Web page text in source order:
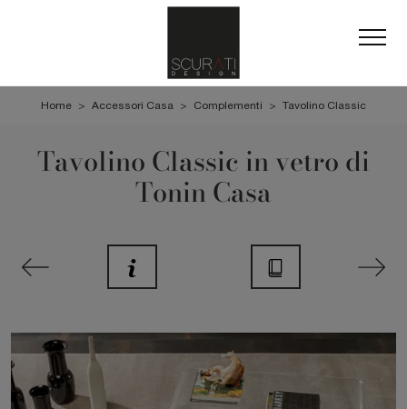
Home > Accessori Casa > Complementi > Tavolino Classic
Tavolino Classic in vetro di
Tonin Casa